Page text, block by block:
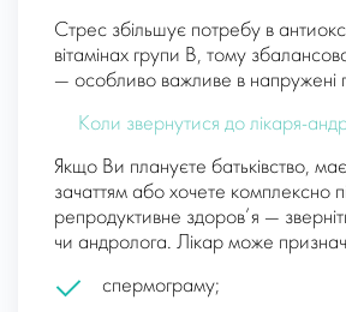
Стрес збільшує потребу в
вітамінах групи B, тому
— особливо важливе в напружені
Коли звернутися до лікаря-
Якщо Ви плануєте батьківство,
зачаттям або хочете комплексно
репродуктивне здоров’я —
чи андролога. Лікар може
спермограму;